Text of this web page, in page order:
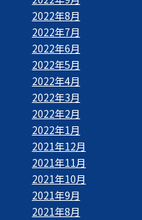
2022年8月
2022年7月
2022年6月
2022年5月
2022年4月
2022年3月
2022年2月
2022年1月
2021年12月
2021年11月
2021年10月
2021年9月
2021年8月